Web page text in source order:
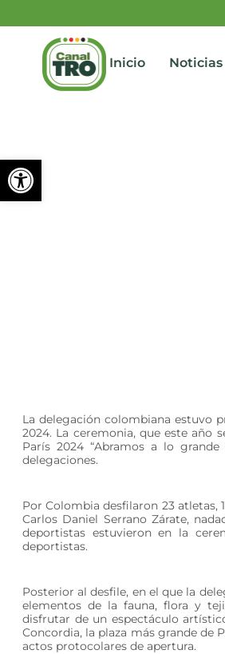
Abrir barra de
Inicio Noticias
La delegación colombiana estuvo
2024. La ceremonia, que este año
París 2024 “Abramos a lo
delegaciones.
Por Colombia desfilaron 23 atletas,
Carlos Daniel Serrano Zárate,
deportistas estuvieron en la
deportistas.
Posterior al desfile, en el que la
elementos de la fauna, flora y
disfrutar de un espectáculo
Concordia, la plaza más grande de
actos protocolares de apertura.